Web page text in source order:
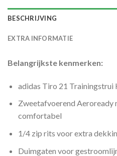
BESCHRIJVING
EXTRA INFORMATIE
Belangrijkste kenmerken:
adidas Tiro 21 Trainingstrui
Zweetafvoerend Aeroready
comfortabel
1/4 zip rits voor extra
Duimgaten voor